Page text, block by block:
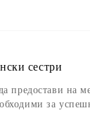
сестри
предостави на
за